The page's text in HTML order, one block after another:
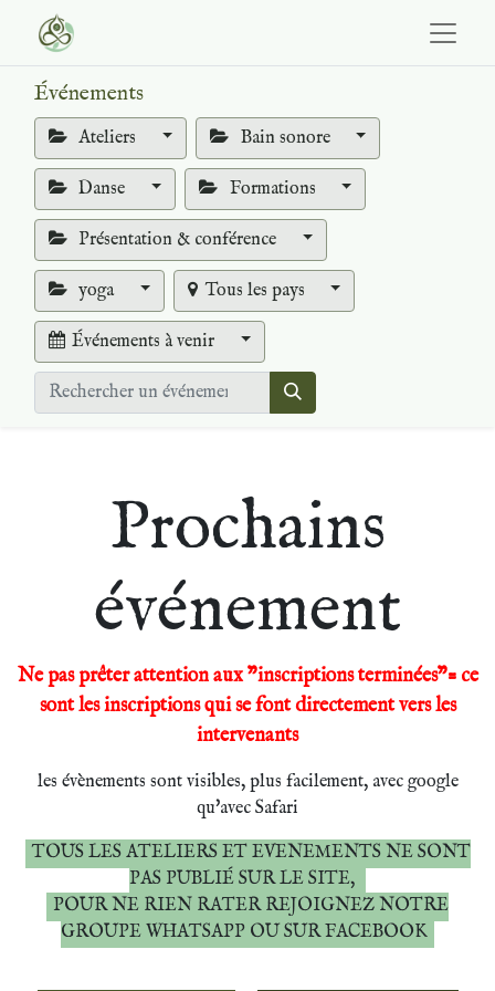
Événements
Ateliers Bain sonore
Danse Formations
Présentation & conférence
yoga Tous les pays
Événements à venir
Prochains
événement
Ne pas prêter attention aux "inscriptions terminées"= ce
sont les inscriptions qui se font directement vers les
intervenants
les évènements sont visibles, plus facilement, avec google
qu'avec Safari
TOUS LES ATELIERS ET EVENEMENTS NE SONT
PAS PUBLIÉ SUR LE SITE,
POUR NE RIEN RATER REJOIGNEZ NOTRE
GROUPE WHATSAPP OU SUR FACEBOOK